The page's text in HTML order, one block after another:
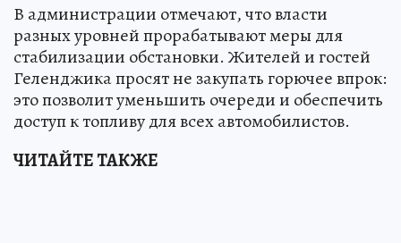
В администрации отмечают, что власти
разных уровней прорабатывают меры для
стабилизации обстановки. Жителей и гостей
Геленджика просят не закупать горючее впрок:
это позволит уменьшить очереди и обеспечить
доступ к топливу для всех автомобилистов.
ЧИТАЙТЕ ТАКЖЕ